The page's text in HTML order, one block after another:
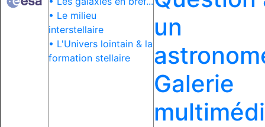
• Le milieu
interstellaire
• L'Univers lointain & la
formation stellaire
un
Galerie